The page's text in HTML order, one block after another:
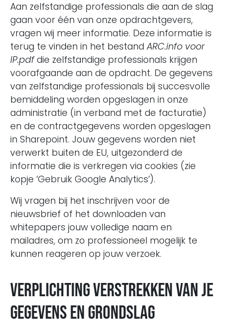
Aan zelfstandige professionals die aan de slag
gaan voor één van onze opdrachtgevers,
vragen wij meer informatie. Deze informatie is
terug te vinden in het bestand ARC.info voor
IP.pdfdie zelfstandige professionals krijgen
voorafgaande aan de opdracht. De gegevens
van zelfstandige professionals bij succesvolle
bemiddeling worden opgeslagen in onze
administratie (in verband met de facturatie)
en de contractgegevens worden opgeslagen
in Sharepoint. Jouw gegevens worden niet
verwerkt buiten de EU, uitgezonderd de
informatie die is verkregen via cookies (zie
kopje ‘Gebruik Google Analytics’).
Wij vragen bij het inschrijven voor de
nieuwsbrief of het downloaden van
whitepapers jouw volledige naam en
mailadres, om zo professioneel mogelijk te
kunnen reageren op jouw verzoek.
Verplichting verstrekken van je
gegevens en grondslag